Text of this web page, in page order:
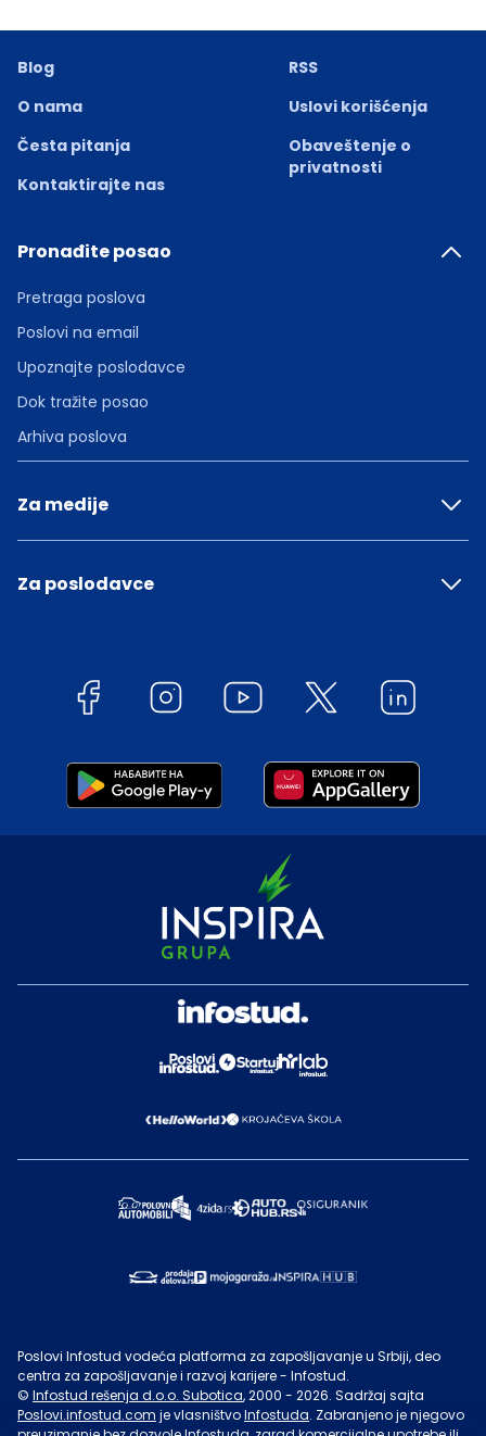
Blog
O nama
Česta pitanja
Kontaktirajte nas
RSS
Uslovi korišćenja
Obaveštenje o
privatnosti
Pronađite posao
Pretraga poslova
Poslovi na email
Upoznajte poslodavce
Dok tražite posao
Arhiva poslova
Za medije
Za poslodavce
Poslovi Infostud vodeća platforma za zapošljavanje u Srbiji, deo
centra za zapošljavanje i razvoj karijere - Infostud.
© Infostud rešenja d.o.o. Subotica, 2000 - 2026. Sadržaj sajta
Poslovi.infostud.com je vlasništvoInfostuda. Zabranjeno je njegovo